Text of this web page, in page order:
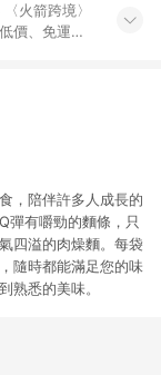
火箭跨境〉
價、免運，
選品不限金
，陪伴許多人成長的
彈有嚼勁的麵條，只
四溢的肉燥麵。每袋
隨時都能滿足您的味
熟悉的美味。